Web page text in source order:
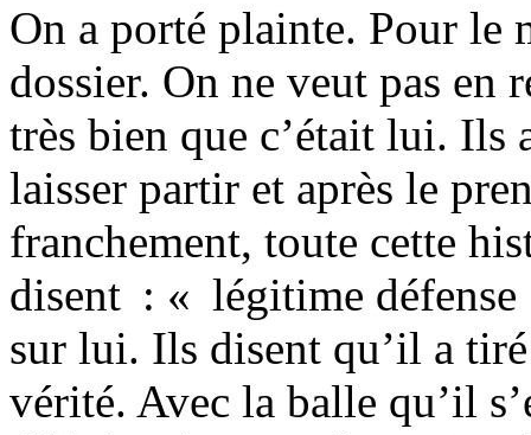
On a porté plainte. Pour le
dossier. On ne veut pas en
très bien que c’était lui.
laisser partir et après le
franchement, toute cette
disent : « légitime défense
sur lui. Ils disent qu’il a
vérité. Avec la balle qu’il